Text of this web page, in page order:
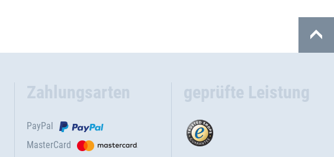
Zahlungsarten
PayPal
MasterCard
geprüfte Leistung